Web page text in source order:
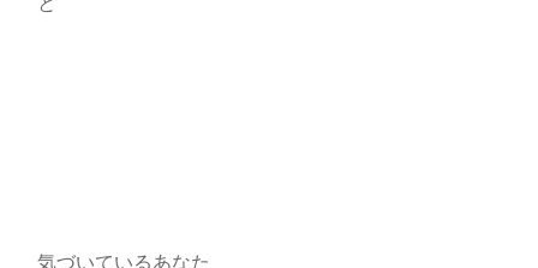
気づいているあなた